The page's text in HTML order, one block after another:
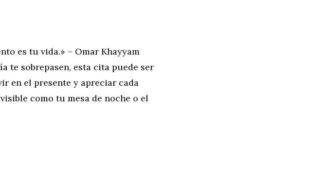
es tu vida.» – Omar Khayyam
te sobrepasen, esta cita puede ser
en el presente y apreciar cada
como tu mesa de noche o el